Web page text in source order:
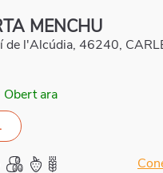
MENCHU
de l'Alcúdia, 46240,
Obert ara